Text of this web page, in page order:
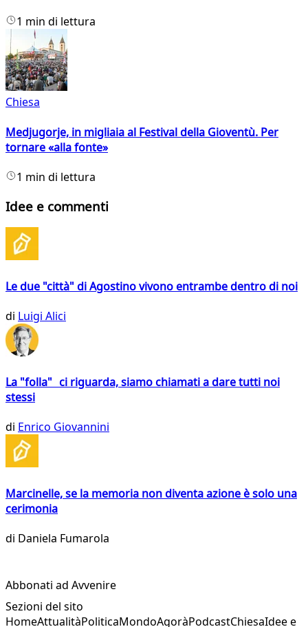
1 min di lettura
Chiesa
Medjugorje, in migliaia al Festival della Gioventù. Per
tornare «alla fonte»
1 min di lettura
Idee e commenti
Le due "città" di Agostino vivono entrambe dentro di noi
di Luigi Alici
La "folla" ci riguarda, siamo chiamati a dare tutti noi
stessi
di Enrico Giovannini
Marcinelle, se la memoria non diventa azione è solo una
cerimonia
di Daniela Fumarola
Abbonati ad Avvenire
Sezioni del sito
HomeAttualitàPoliticaMondoAgoràPodcastChiesaIdee e